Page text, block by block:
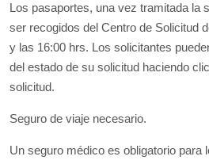
Los pasaportes, una vez tramitada la
ser recogidos del Centro de Solicitud
y las 16:00 hrs. Los solicitantes
del estado de su solicitud haciendo
solicitud.
Seguro de viaje necesario.
Un seguro médico es obligatorio para